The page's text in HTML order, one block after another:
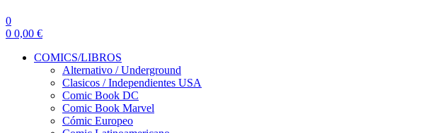
0
0 0,00 €
COMICS/LIBROS
Alternativo / Underground
Clasicos / Independientes USA
Comic Book DC
Comic Book Marvel
Cómic Europeo